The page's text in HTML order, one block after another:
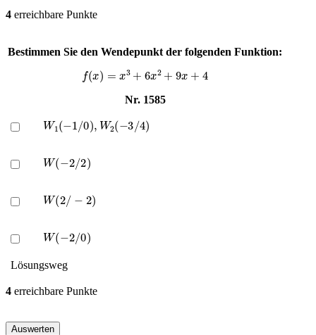
4 erreichbare Punkte
Bestimmen Sie den Wendepunkt der folgenden Funktion:
( x3 + 6x 2+ 9 x
Nr. 1585
W 1 −1 /0) W2 ( 3 4)
W( 2 2)
W(2/ 2)
W( 2 0)
Lösungsweg
4 erreichbare Punkte